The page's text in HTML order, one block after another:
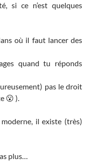
si ce n’est quelques
où il faut lancer des
quand tu réponds
pas le droit
😮 ).
il existe (très)
plus…